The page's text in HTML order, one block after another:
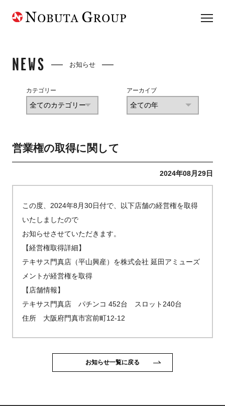
NEWS お知らせ
カテゴリー アーカイブ
営業権の取得に関して
2024年08月29日
この度、2024年8月30日付で、以下店舗の経営権を取得
いたしましたので
お知らせさせていただきます。
【経営権取得詳細】
テキサス門真店（平山興産）を株式会社 延田アミューズ
メントが経営権を取得
【店舗情報】
テキサス門真店 パチンコ 452台 スロット240台
住所 大阪府門真市宮前町12-12
お知らせ一覧に戻る